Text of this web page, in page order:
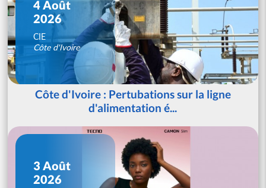
4 Août
2026
CIE
Côte d'Ivoire
Côte d'Ivoire : Pertubations sur la ligne
d'alimentation é...
3 Août
2026